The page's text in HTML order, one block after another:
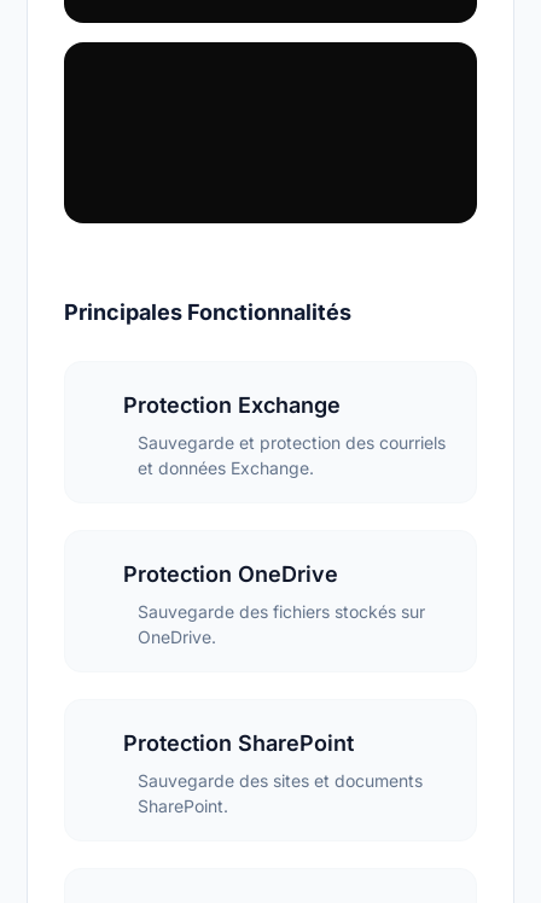
Principales Fonctionnalités
Protection Exchange
Sauvegarde et protection des courriels
et données Exchange.
Protection OneDrive
Sauvegarde des fichiers stockés sur
OneDrive.
Protection SharePoint
Sauvegarde des sites et documents
SharePoint.